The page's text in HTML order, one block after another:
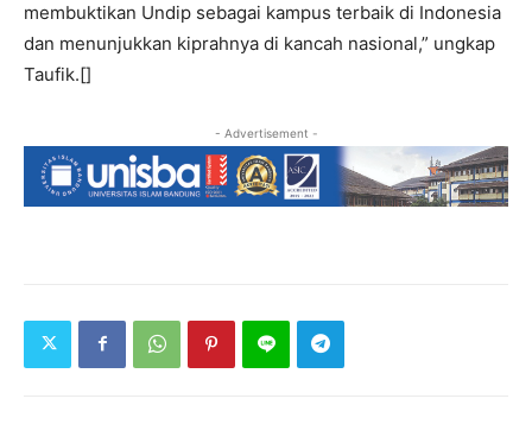
membuktikan Undip sebagai kampus terbaik di Indonesia
dan menunjukkan kiprahnya di kancah nasional,” ungkap
Taufik.[]
- Advertisement -